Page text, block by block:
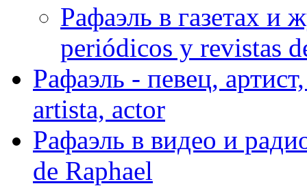
Рафаэль в газетах и
periódicos y revistas
Рафаэль - певец,
artista, actor
Рафаэль в видео и
de Raphael